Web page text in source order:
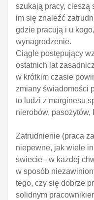
szukają pracy, cieszą
im się znaleźć
gdzie pracują i u
wynagrodzenie.
Ciągle postępujący
ostatnich lat
w krótkim czasie
zmiany świadomości
to ludzi z marginesu
nierobów, pasożytów,
Zatrudnienie (praca
niepewne, jak wiele
świecie - w każdej
w sposób
tego, czy się dobrze
solidnym